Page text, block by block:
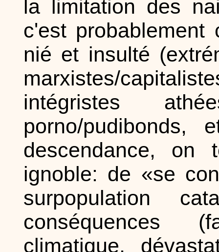
la limitation des
c'est
nié et insulté
marxistes/
intégristes
porno/
descendance,
ignoble: de «se
surpopulation
conséquences
climatique,